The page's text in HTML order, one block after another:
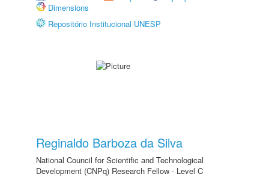
Dimensions
Repositório Institucional UNESP
Reginaldo Barboza da Silva
National Council for Scientific and Technological
Development (CNPq) Research Fellow - Level C